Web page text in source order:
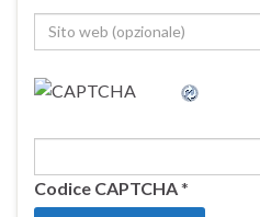
Codice CAPTCHA*